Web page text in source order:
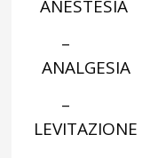
ANESTESIA ­­
–
ANALGESIA
–
LEVITAZIONE